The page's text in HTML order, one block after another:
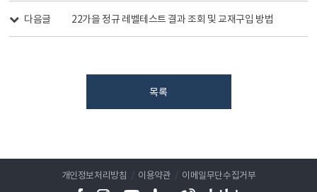
다음글 22가을 정규 레벨테스트 결과 조회 및 교재구입 방법
목록
개인정보처리방침 / 이용약관 / 이메일무단수집거부